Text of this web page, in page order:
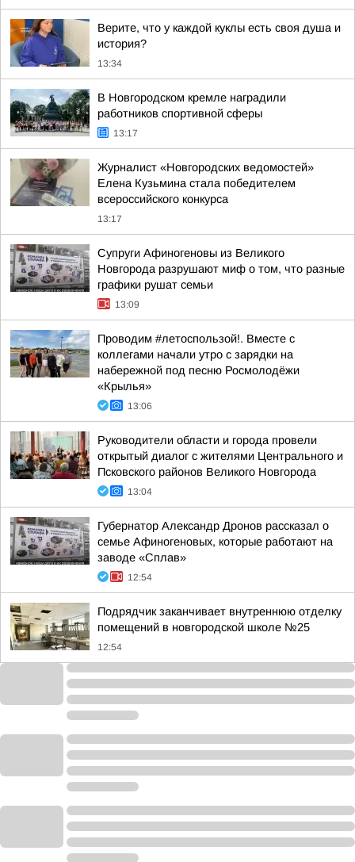
Верите, что у каждой куклы есть своя душа и
история?
13:34
В Новгородском кремле наградили
работников спортивной сферы
13:17
Журналист «Новгородских ведомостей»
Елена Кузьмина стала победителем
всероссийского конкурса
13:17
Супруги Афиногеновы из Великого
Новгорода разрушают миф о том, что разные
графики рушат семьи
13:09
Проводим #летоспользой!. Вместе с
коллегами начали утро с зарядки на
набережной под песню Росмолодёжи
«Крылья»
13:06
Руководители области и города провели
открытый диалог с жителями Центрального и
Псковского районов Великого Новгорода
13:04
Губернатор Александр Дронов рассказал о
семье Афиногеновых, которые работают на
заводе «Сплав»
12:54
Подрядчик заканчивает внутреннюю отделку
помещений в новгородской школе №25
12:54